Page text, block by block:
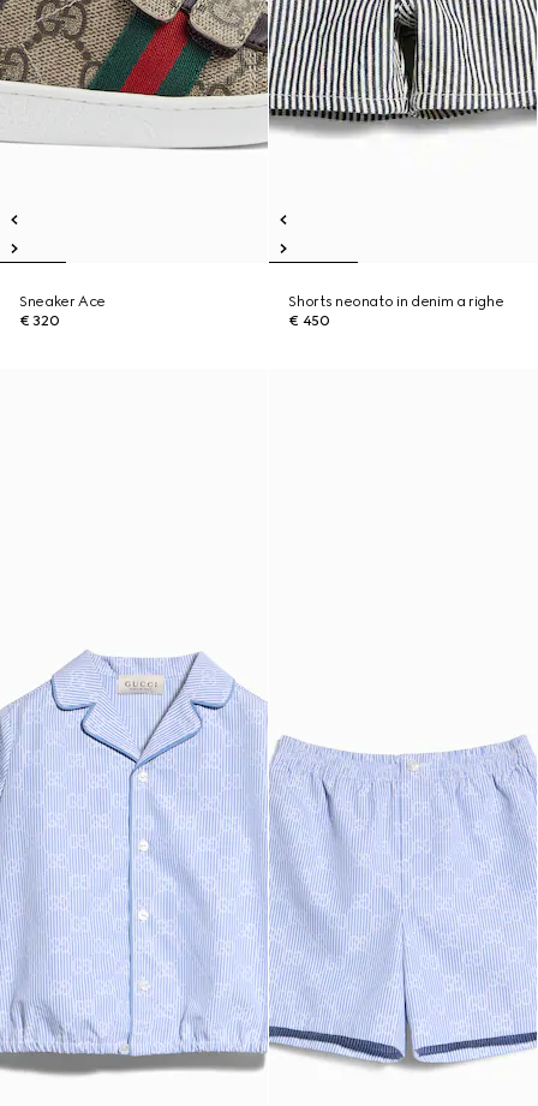
Sneaker Ace
€ 320
Shorts neonato in denim a righe
€ 450